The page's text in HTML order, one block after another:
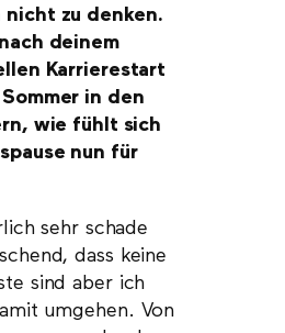
nicht zu denken.
deinem
Karrierestart
in den
wie fühlt sich
nun für
sehr schade
dass keine
sind aber ich
umgehen. Von